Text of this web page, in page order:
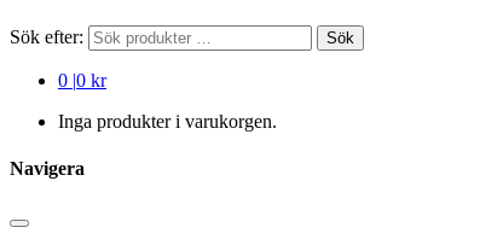
Sök efter: Sök
0 |0 kr
Inga produkter i varukorgen.
Navigera